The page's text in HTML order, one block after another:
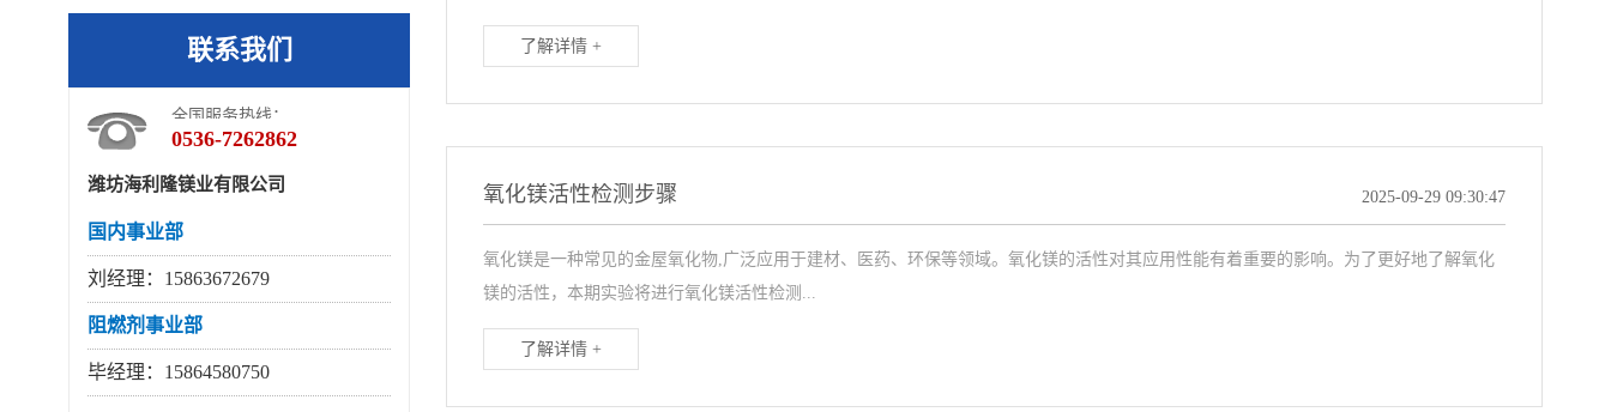
联系我们
全国服务热线：
0536-7262862
潍坊海利隆镁业有限公司
国内事业部
刘经理：15863672679
阻燃剂事业部
毕经理：15864580750
了解详情 +
氧化镁活性检测步骤 2025-09-29 09:30:47
氧化镁是一种常见的金屋氧化物,广泛应用于建材、医药、环保等领域。氧化镁的活性对其应用性能有着重要的影响。为了更好地了解氧化
镁的活性，本期实验将进行氧化镁活性检测...
了解详情 +